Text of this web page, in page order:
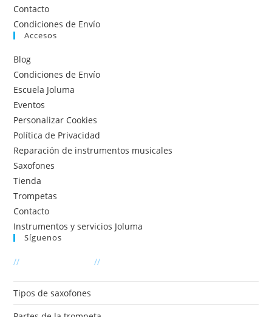
Contacto
Condiciones de Envío
Accesos
Blog
Condiciones de Envío
Escuela Joluma
Eventos
Personalizar Cookies
Política de Privacidad
Reparación de instrumentos musicales
Saxofones
Tienda
Trompetas
Contacto
Instrumentos y servicios Joluma
Síguenos
Se
en
// Últimas entradas//
Tipos de saxofones